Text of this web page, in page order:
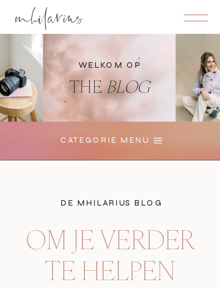
THEBLOG
WELKOM OP
CATEGORIE MENU
DE MHILARIUS BLOG
OM JE VERDER
TE HELPEN